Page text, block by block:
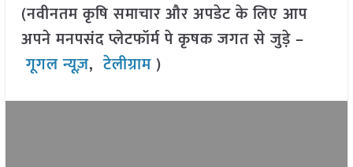
(नवीनतम कृषि समाचार और अपडेट के लिए आप
अपने मनपसंद प्लेटफॉर्म पे कृषक जगत से जुड़े –
गूगल न्यूज़,टेलीग्राम )